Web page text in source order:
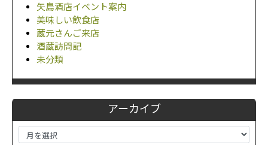
矢島酒店イベント案内
美味しい飲食店
蔵元さんご来店
酒蔵訪問記
未分類
アーカイブ